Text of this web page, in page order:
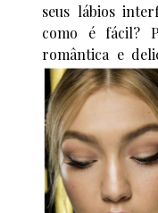
seus lábios
como é fácil?
romântica e